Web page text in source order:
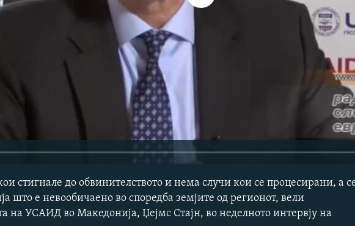
стигнале до обвинителството и нема случи кои се процесирани, а
што е невообичаено во споредба земјите од регионот, вели
на УСАИД во Македонија, Џејмс Стајн, во неделното интервју на